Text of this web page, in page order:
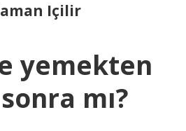
Içilir
yemekten
mı?